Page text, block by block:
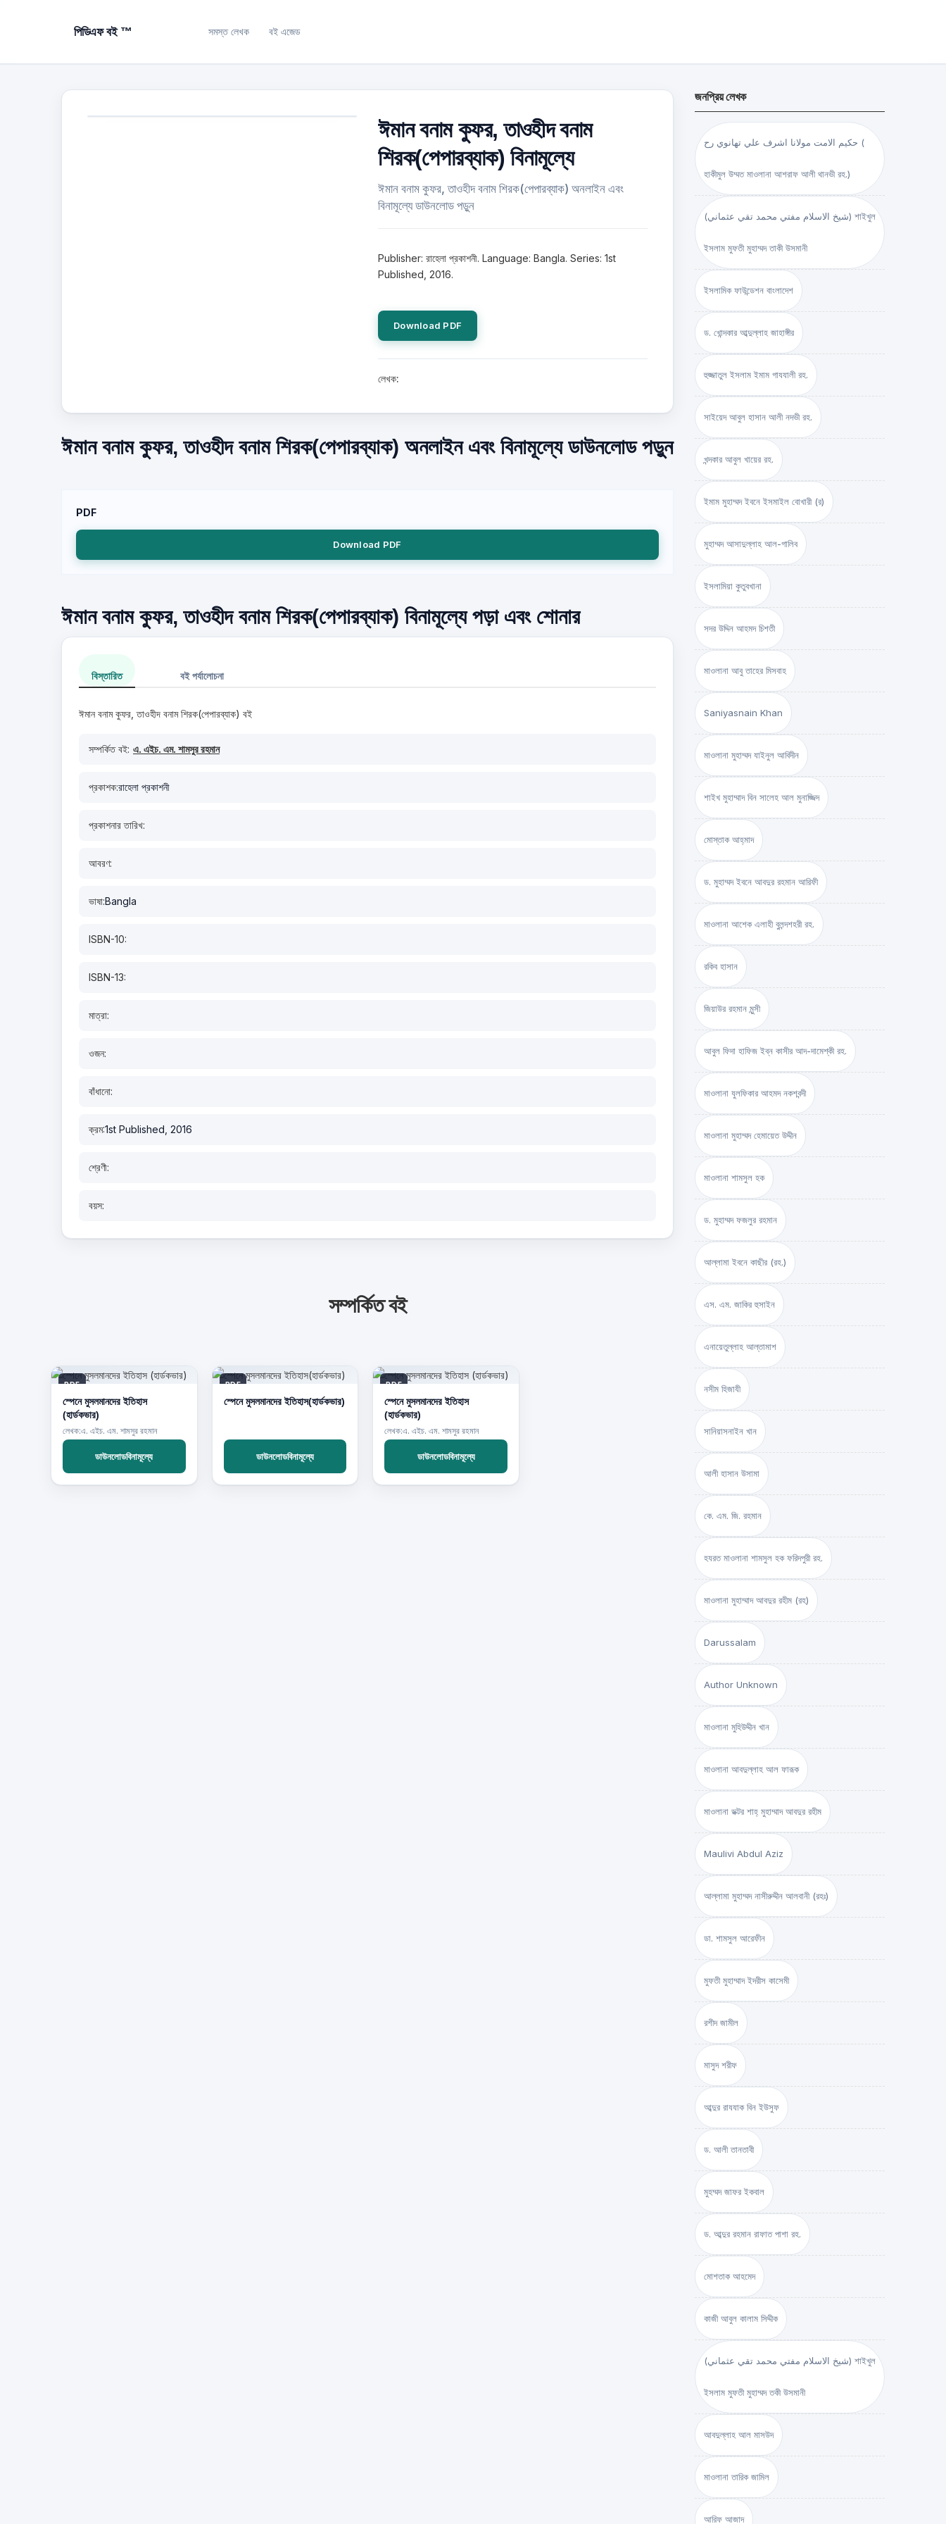
পিডিএফ বই ™ সমস্ত লেখক বই এজেড
ঈমান বনাম কুফর, তাওহীদ বনাম
শিরক(পেপারব্যাক) বিনামূল্যে
ঈমান বনাম কুফর, তাওহীদ বনাম শিরক(পেপারব্যাক) অনলাইন এবং
বিনামূল্যে ডাউনলোড পড়ুন
Publisher: রাহেলা প্রকাশনী. Language: Bangla. Series: 1st
Published, 2016.
Download PDF
লেখক:
ঈমান বনাম কুফর, তাওহীদ বনাম শিরক(পেপারব্যাক) অনলাইন এবং বিনামূল্যে ডাউনলোড পড়ুন
PDF
Download PDF
ঈমান বনাম কুফর, তাওহীদ বনাম শিরক(পেপারব্যাক) বিনামূল্যে পড়া এবং শোনার
বিস্তারিত বই পর্যালোচনা
ঈমান বনাম কুফর, তাওহীদ বনাম শিরক(পেপারব্যাক) বই
সম্পর্কিত বই: এ. এইচ. এম. শামসুর রহমান
প্রকাশক:রাহেলা প্রকাশনী
প্রকাশনার তারিখ:
আবরণ:
ভাষা:Bangla
ISBN-10:
ISBN-13:
মাত্রা:
ওজন:
বাঁধানো:
ক্রম:1st Published, 2016
শ্রেণী:
বয়স:
সম্পর্কিত বই
PDF
স্পেনে মুসলমানদের ইতিহাস
(হার্ডকভার)
লেখক:এ. এইচ. এম. শামসুর রহমান
ডাউনলোডবিনামূল্যে
PDF
স্পেনে মুসলমানদের ইতিহাস(হার্ডকভার)
ডাউনলোডবিনামূল্যে
PDF
স্পেনে মুসলমানদের ইতিহাস
(হার্ডকভার)
লেখক:এ. এইচ. এম. শামসুর রহমান
ডাউনলোডবিনামূল্যে
জনপ্রিয় লেখক
حكيم الامت مولانا اشرف علي تهانوي رح (
হাকীমুল উম্মত মাওলানা আশরাফ আলী থানভী রহ.)
(شيخ الاسلام مفتي محمد تقي عثماني) শাইখুল
ইসলাম মুফতী মুহাম্মদ তাকী উসমানী
ইসলামিক ফাউন্ডেশন বাংলাদেশ
ড. খোন্দকার আব্দুল্লাহ জাহাঙ্গীর
হুজ্জাতুল ইসলাম ইমাম গাযযালী রহ.
সাইয়েদ আবুল হাসান আলী নদভী রহ.
খন্দকার আবুল খায়ের রহ.
ইমাম মুহাম্মদ ইবনে ইসমাইল বোখারী (র)
মুহাম্মদ আসাদুল্লাহ আল-গালিব
ইসলামিয়া কুতুবখানা
সদর উদ্দিন আহমদ চিশতী
মাওলানা আবু তাহের মিসবাহ
Saniyasnain Khan
মাওলানা মুহাম্মদ যাইনুল আবিদীন
শাইখ মুহাম্মাদ বিন সালেহ আল মুনাজ্জিদ
মোস্তাক আহ্‌মাদ
ড. মুহাম্মদ ইবনে আবদুর রহমান আরিফী
মাওলানা আশেক এলাহী বুলন্দশহরী রহ.
রকিব হাসান
জিয়াউর রহমান মুন্সী
আবুল ফিদা হাফিজ ইব্‌ন কাসীর আদ-দামেশ্‌কী রহ.
মাওলানা যুলফিকার আহমদ নকশবন্দী
মাওলানা মুহাম্মদ হেমায়েত উদ্দীন
মাওলানা শামসুল হক
ড. মুহাম্মদ ফজলুর রহমান
আল্লামা ইবনে কাছীর (রহ.)
এস. এম. জাকির হুসাইন
এনায়েতুল্লাহ আল্‌তামাশ
নসীম হিজাযী
সানিয়াসনাইন খান
আলী হাসান উসামা
কে. এম. জি. রহমান
হযরত মাওলানা শামসুল হক ফরিদপুরী রহ.
মাওলানা মুহাম্মাদ আবদুর রহীম (রহ)
Darussalam
Author Unknown
মাওলানা মুহিউদ্দীন খান
মাওলানা আবদুল্লাহ আল ফারূক
মাওলানা ডক্টর শাহ্‌ মুহাম্মাদ আবদুর রহীম
Maulivi Abdul Aziz
আল্লামা মুহাম্মদ নাসীরুদ্দীন আলবানী (রহঃ)
ডা. শামসুল আরেফীন
মুফতী মুহাম্মাদ ইদরীস কাসেমী
রশীদ জামীল
মাসুদ শরীফ
আব্দুর রাযযাক বিন ইউসুফ
ড. আলী তানতাবী
মুহম্মদ জাফর ইকবাল
ড. আব্দুর রহমান রাফাত পাশা রহ.
মোশতাক আহমেদ
কাজী আবুল কালাম সিদ্দীক
(شيخ الاسلام مفتي محمد تقي عثماني) শাইখুল
ইসলাম মুফতী মুহাম্মদ তকী উসমানী
আবদুল্লাহ আল মাসউদ
মাওলানা তারিক জামিল
আরিফ আজাদ